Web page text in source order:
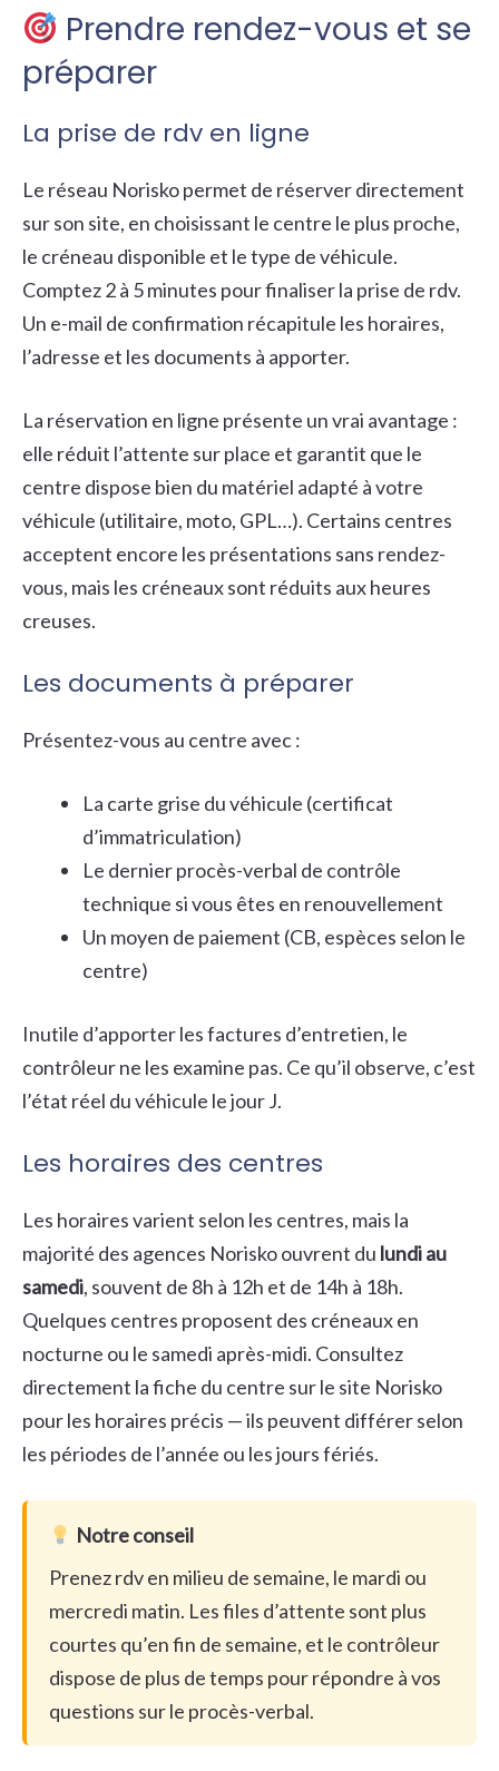
Prendre rendez-vous et se
préparer
La prise de rdv en ligne
Le réseau Norisko permet de réserver directement
sur son site, en choisissant le centre le plus proche,
le créneau disponible et le type de véhicule.
Comptez 2 à 5 minutes pour finaliser la prise de rdv.
Un e-mail de confirmation récapitule les horaires,
l’adresse et les documents à apporter.
La réservation en ligne présente un vrai avantage :
elle réduit l’attente sur place et garantit que le
centre dispose bien du matériel adapté à votre
véhicule (utilitaire, moto, GPL…). Certains centres
acceptent encore les présentations sans rendez-
vous, mais les créneaux sont réduits aux heures
creuses.
Les documents à préparer
Présentez-vous au centre avec :
La carte grise du véhicule (certificat
d’immatriculation)
Le dernier procès-verbal de contrôle
technique si vous êtes en renouvellement
Un moyen de paiement (CB, espèces selon le
centre)
Inutile d’apporter les factures d’entretien, le
contrôleur ne les examine pas. Ce qu’il observe, c’est
l’état réel du véhicule le jour J.
Les horaires des centres
Les horaires varient selon les centres, mais la
majorité des agences Norisko ouvrent du lundi au
samedi, souvent de 8h à 12h et de 14h à 18h.
Quelques centres proposent des créneaux en
nocturne ou le samedi après-midi. Consultez
directement la fiche du centre sur le site Norisko
pour les horaires précis — ils peuvent différer selon
les périodes de l’année ou les jours fériés.
Notre conseil
Prenez rdv en milieu de semaine, le mardi ou
mercredi matin. Les files d’attente sont plus
courtes qu’en fin de semaine, et le contrôleur
dispose de plus de temps pour répondre à vos
questions sur le procès-verbal.